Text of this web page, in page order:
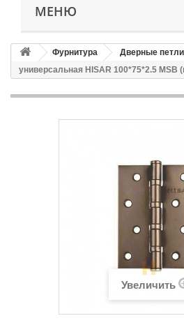
МЕНЮ
Фурнитура Дверные петли
универсальная HISAR 100*75*2.5 MSB
Увеличить